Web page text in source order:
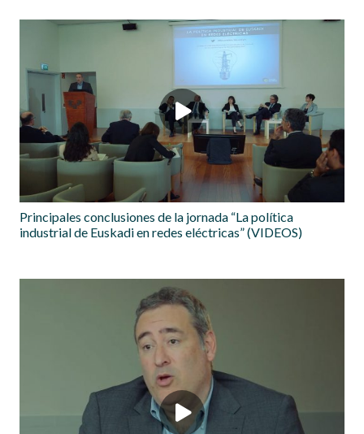
Principales conclusiones de la jornada “La política
industrial de Euskadi en redes eléctricas” (VIDEOS)